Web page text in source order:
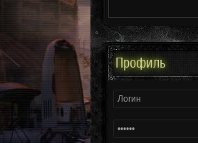
Профиль